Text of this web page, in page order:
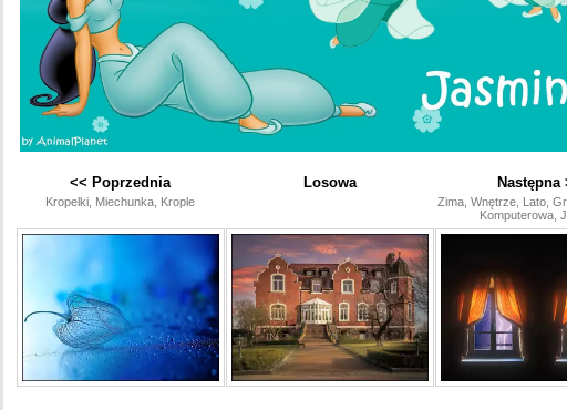
<< Poprzednia
Kropelki, Miechunka, Krople
Losowa Następna
Zima, Wnętrze, Lato,
Komputerowa,